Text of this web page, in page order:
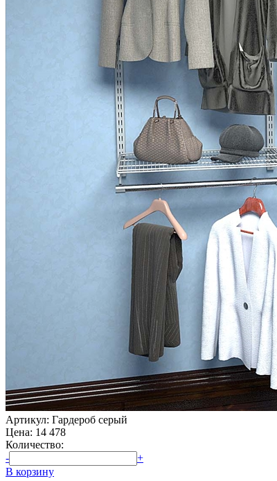
Артикул: Гардероб серый
Цена: 14 478
Количество:
-
+
В корзину